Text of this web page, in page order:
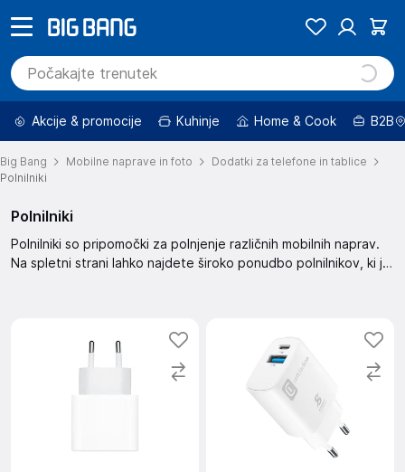
Akcije & promocije Kuhinje Home & Cook B2B
Big Bang Mobilne naprave in foto
Dodatki za telefone in tablice
Polnilniki
Polnilniki
Polnilniki so pripomočki za polnjenje različnih mobilnih naprav.
Na spletni strani lahko najdete široko ponudbo polnilnikov, ki jih